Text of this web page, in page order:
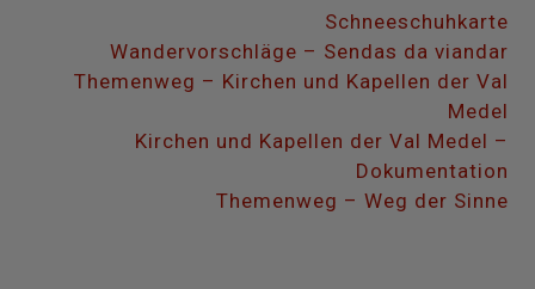
Schneeschuhkarte
Wandervorschläge – Sendas da viandar
Themenweg – Kirchen und Kapellen der Val
Medel
Kirchen und Kapellen der Val Medel –
Dokumentation
Themenweg – Weg der Sinne